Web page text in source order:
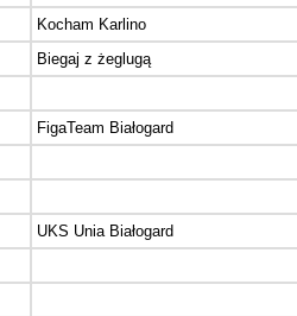
Kocham Karlino
Biegaj z żeglugą
FigaTeam Białogard
UKS Unia Białogard